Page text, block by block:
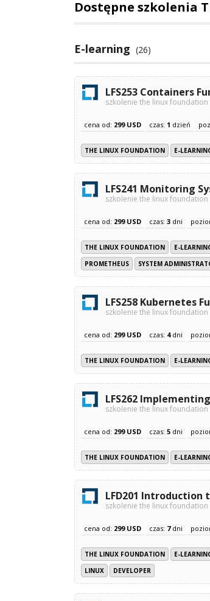
Dostępne szkolenia
E-learning (26)
LFS253 Containers
szkolenie the linux foundation
cena od: 299 USD czas: 1 dzień
THE LINUX FOUNDATION E-
LFS241 Monitoring
szkolenie the linux foundation
cena od: 299 USD czas: 3 dni
THE LINUX FOUNDATION E-
PROMETHEUS
SYSTEM
LFS258 Kubernetes
szkolenie the linux foundation
cena od: 299 USD czas: 4dni
THE LINUX FOUNDATION E-
LFS262
szkolenie the linux foundation
cena od: 299 USD czas: 5 dni
THE LINUX FOUNDATION E-
LFD201 Introduction
szkolenie the linux foundation
cena od: 299 USD czas: 7dni
THE LINUX FOUNDATION E-
LINUX
DEVELOPER